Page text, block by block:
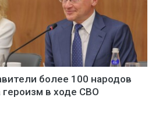
более 100 народов
в ходе СВО